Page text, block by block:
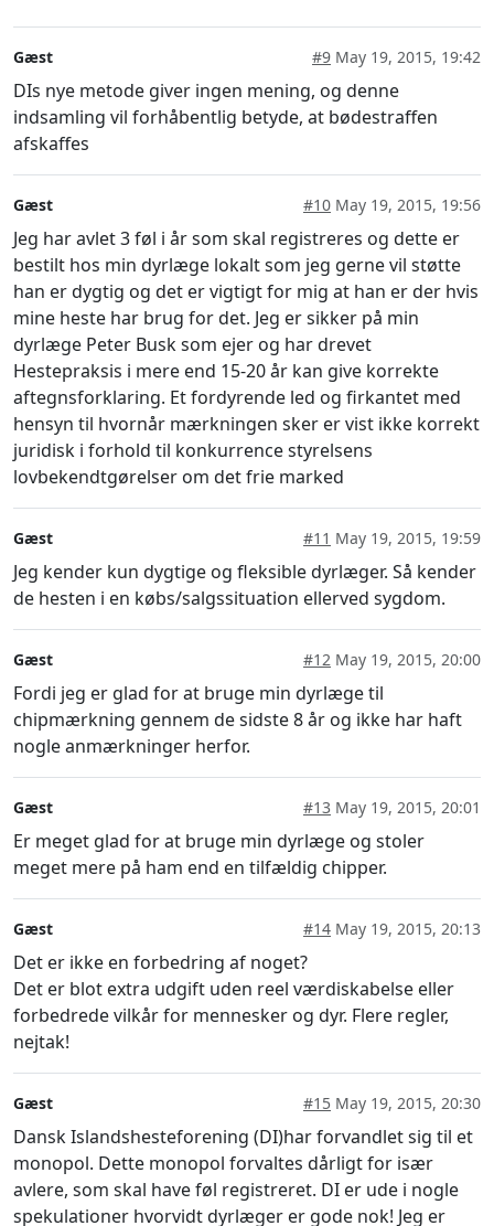
Gæst #9 May 19, 2015, 19:42
DIs nye metode giver ingen mening, og denne
indsamling vil forhåbentlig betyde, at bødestraffen
afskaffes
Gæst #10 May 19, 2015, 19:56
Jeg har avlet 3 føl i år som skal registreres og dette er
bestilt hos min dyrlæge lokalt som jeg gerne vil støtte
han er dygtig og det er vigtigt for mig at han er der hvis
mine heste har brug for det. Jeg er sikker på min
dyrlæge Peter Busk som ejer og har drevet
Hestepraksis i mere end 15-20 år kan give korrekte
aftegnsforklaring. Et fordyrende led og firkantet med
hensyn til hvornår mærkningen sker er vist ikke korrekt
juridisk i forhold til konkurrence styrelsens
lovbekendtgørelser om det frie marked
Gæst #11 May 19, 2015, 19:59
Jeg kender kun dygtige og fleksible dyrlæger. Så kender
de hesten i en købs/salgssituation ellerved sygdom.
Gæst #12 May 19, 2015, 20:00
Fordi jeg er glad for at bruge min dyrlæge til
chipmærkning gennem de sidste 8 år og ikke har haft
nogle anmærkninger herfor.
Gæst #13 May 19, 2015, 20:01
Er meget glad for at bruge min dyrlæge og stoler
meget mere på ham end en tilfældig chipper.
Gæst #14 May 19, 2015, 20:13
Det er ikke en forbedring af noget?
Det er blot extra udgift uden reel værdiskabelse eller
forbedrede vilkår for mennesker og dyr. Flere regler,
nejtak!
Gæst #15 May 19, 2015, 20:30
Dansk Islandshesteforening (DI)har forvandlet sig til et
monopol. Dette monopol forvaltes dårligt for især
avlere, som skal have føl registreret. DI er ude i nogle
spekulationer hvorvidt dyrlæger er gode nok! Jeg er